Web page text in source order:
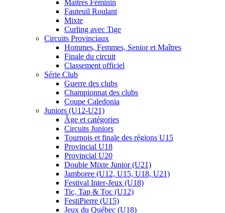
Maîtres Féminin
Fauteuil Roulant
Mixte
Curling avec Tige
Circuits Provinciaux
Hommes, Femmes, Senior et Maîtres
Finale du circuit
Classement officiel
Série Club
Guerre des clubs
Championnat des clubs
Coupe Caledonia
Juniors (U12-U21)
Âge et catégories
Circuits Juniors
Tournois et finale des régions U15
Provincial U18
Provincial U20
Double Mixte Junior (U21)
Jamboree (U12, U15, U18, U21)
Festival Inter-Jeux (U18)
Tic, Tap & Toc (U12)
FestiPierre (U15)
Jeux du Québec (U18)